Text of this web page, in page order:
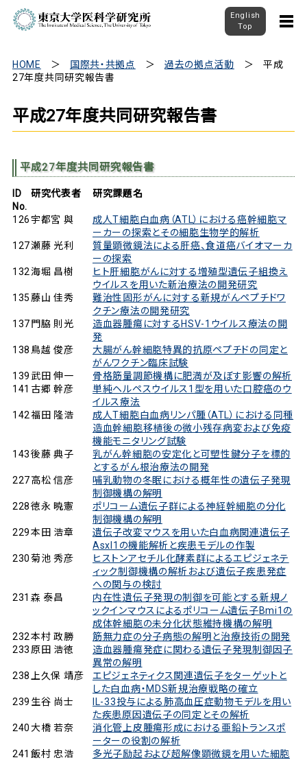
English
Top
HOME 国際共・共拠点 過去の拠点活動
平成
27年度共同研究報告書
平成27年度共同研究報告書
平成27年度共同研究報告書
ID
No.
研究代表者 研究課題名
126 宇都宮 與
成人T細胞白血病（ATL）における癌幹細胞マ
ーカーの探索とその細胞生物学的解析
127瀬藤 光利
質量顕微鏡法による肝癌、食道癌バイオマーカ
ーの探索
132海堀 昌樹
ヒト肝細胞がんに対する増殖型遺伝子組換え
ウイルスを用いた新治療法の開発研究
135藤山 佳秀
難治性固形がんに対する新規がんペプチドワ
クチン療法の開発研究
137 門脇 則光
造血器腫瘍に対するHSV-1ウイルス療法の開
発
138 鳥越 俊彦
大腸がん幹細胞特異的抗原ペプチドの同定と
がんワクチン臨床試験
139 武田 伸一
骨格筋量調節機構に肥満が及ぼす影響の解析
141 古郷 幹彦
単純ヘルペスウイルス1型を用いた口腔癌のウ
イルス療法
142福田 隆浩
成人T細胞白血病リンパ腫（ATL）における同種
造血幹細胞移植後の微小残存病変および免疫
機能モニタリング試験
143後藤 典子
乳がん幹細胞の安定化と可塑性鍵分子を標的
とするがん根治療法の開発
227高松 信彦
哺乳動物の冬眠における概年性の遺伝子発現
制御機構の解明
228徳永 暁憲
ポリコーム遺伝子群による神経幹細胞の分化
制御機構の解明
229本田 浩章
遺伝子改変マウスを用いた白血病関連遺伝子
Asxl1の機能解析と疾患モデルの作製
230菊池 秀彦
ヒストンアセチル化酵素群によるエピジェネテ
ィック制御機構の解析および遺伝子疾患発症
への関与の検討
231 森 泰昌
内在性遺伝子発現の制御を可能とする新規ノ
ックインマウスによるポリコーム遺伝子Bmi1の
成体幹細胞の未分化状態維持機構の解明
232本村 政勝
筋無力症の分子病態の解明と治療技術の開発
233 原田 浩徳
造血器腫瘍発症に関わる遺伝子発現制御因子
異常の解明
238
上久保 靖彦
エピジェネティクス関連遺伝子をターゲットと
した白血病・MDS新規治療戦略の確立
239 生谷 尚士
IL-33投与による肺高血圧症動物モデルを用い
た疾患原因遺伝子の同定とその解析
240大橋 若奈
消化管上皮腫瘍形成における亜鉛トランスポ
ーターの役割の解析
241 飯村 忠浩
多光子励起および超解像顕微鏡を用いた細胞